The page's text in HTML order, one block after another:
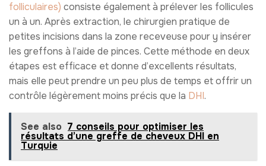
folliculaires) consiste également à prélever les follicules
un à un. Après extraction, le chirurgien pratique de
petites incisions dans la zone receveuse pour y insérer
les greffons à l’aide de pinces. Cette méthode en deux
étapes est efficace et donne d’excellents résultats,
mais elle peut prendre un peu plus de temps et offrir un
contrôle légèrement moins précis que la DHI.
See also 7 conseils pour optimiser les
résultats d’une greffe de cheveux DHI en
Turquie